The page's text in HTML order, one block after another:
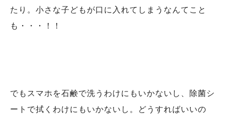
たり。小さな子どもが口に入れてしまうなんてこと
も・・・！！
でもスマホを石鹸で洗うわけにもいかないし、除菌シ
ートで拭くわけにもいかないし。どうすればいいの